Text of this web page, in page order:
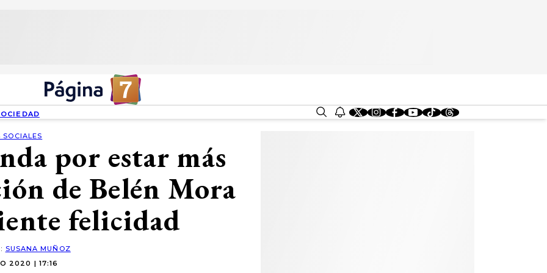
SOCIALES
por estar más
de Belén Mora
felicidad
SUSANA MUÑOZ
2020 | 17:16